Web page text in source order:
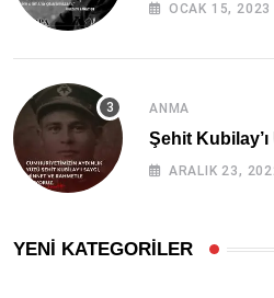
OCAK 15, 2023
ANMA
Şehit
ARALIK 23,
YENİ KATEGORİLER